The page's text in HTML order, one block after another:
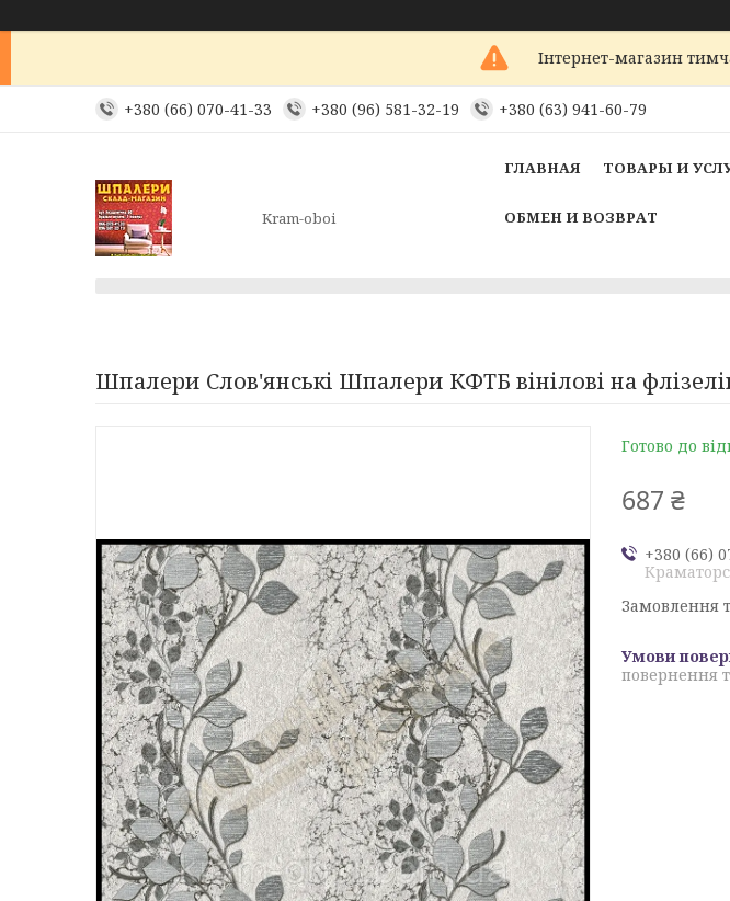
Інтернет-магазин
+380 (66) 070-41-33 +380 (96) 581-32-19 +380 (63) 941-60-79
Kram-oboi
ГЛАВНАЯ ТОВАРЫ И
ОБМЕН И ВОЗВРАТ
Шпалери Слов'янські Шпалери КФТБ вінілові на
Готово до
687 ₴
+380 (66)
Замовлення
повернення